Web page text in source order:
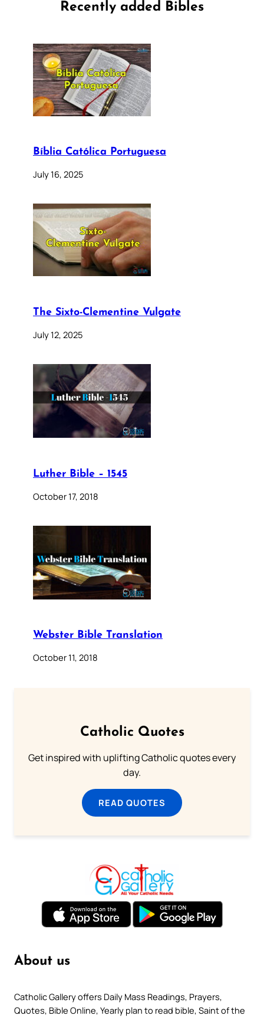
Recently added Bibles
Bíblia Católica Portuguesa
July 16, 2025
The Sixto-Clementine Vulgate
July 12, 2025
Luther Bible – 1545
October 17, 2018
Webster Bible Translation
October 11, 2018
Catholic Quotes
Get inspired with uplifting Catholic quotes every
day.
READ QUOTES
About us
Catholic Gallery offers Daily Mass Readings, Prayers,
Quotes, Bible Online, Yearly plan to read bible, Saint of the